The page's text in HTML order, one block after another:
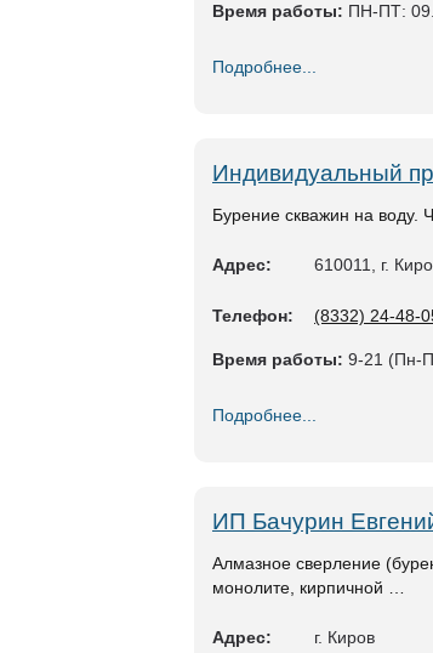
Время работы: ПН-ПТ:
Подробнее...
Индивидуальный
Бурение скважин на воду.
Адрес: 610011, г.
Телефон: (8332) 24-48-
Время работы: 9-21 (Пн-
Подробнее...
ИП Бачурин
Алмазное сверление
монолите, кирпичной …
Адрес: г. Киров